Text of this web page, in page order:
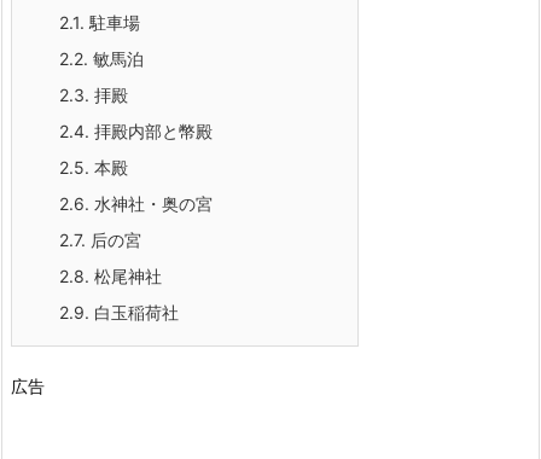
2.1. 駐車場
2.2. 敏馬泊
2.3. 拝殿
2.4. 拝殿内部と幣殿
2.5. 本殿
2.6. 水神社・奥の宮
2.7. 后の宮
2.8. 松尾神社
2.9. 白玉稲荷社
広告